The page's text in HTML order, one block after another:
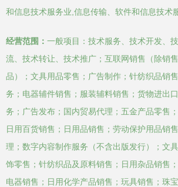
和信息技术服务业,信息传输、软件和信息技术
经营范围： 一般项目：技术服务、技术开发、
流、技术转让、技术推广；互联网销售（除销
品）；文具用品零售；广告制作；针纺织品销
务；电器辅件销售；服装辅料销售；货物进出
务；广告发布；国内贸易代理；五金产品零售
日用百货销售；日用品销售；劳动保护用品销
理；数字内容制作服务（不含出版发行）；文
饰零售；针纺织品及原料销售；日用杂品销售
电器销售；日用化学产品销售；玩具销售；珠